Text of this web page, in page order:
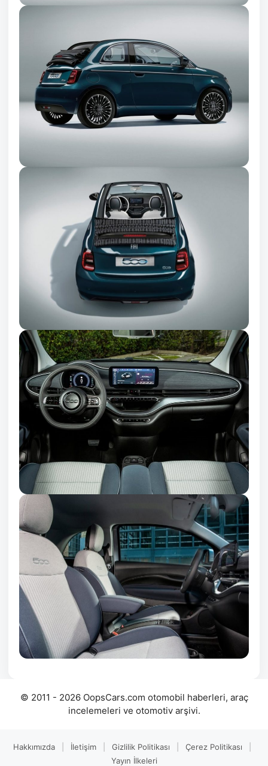
© 2011 - 2026 OopsCars.com otomobil haberleri, araç
incelemeleri ve otomotiv arşivi.
Hakkımızda İletişim Gizlilik Politikası Çerez Politikası
Yayın İlkeleri